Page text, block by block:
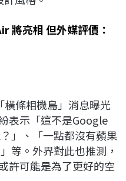
將亮相 但外媒評價：
條相機島」消息曝光
表示「這不是Google
」、「一點都沒有蘋果
等。外界對此也推測，
許可能是為了更好的空